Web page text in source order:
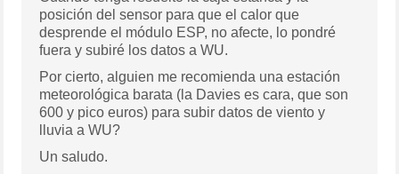
posición del sensor para que el calor que
desprende el módulo ESP, no afecte, lo pondré
fuera y subiré los datos a WU.
Por cierto, alguien me recomienda una estación
meteorológica barata (la Davies es cara, que son
600 y pico euros) para subir datos de viento y
lluvia a WU?
Un saludo.